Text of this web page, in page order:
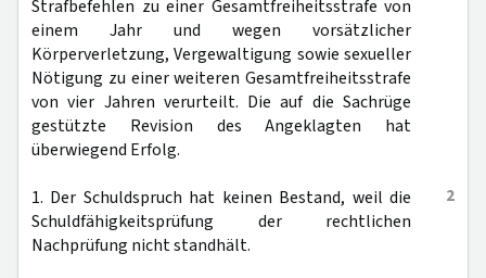
Strafbefehlen zu einer Gesamtfreiheitsstrafe von
einem Jahr und wegen vorsätzlicher
Körperverletzung, Vergewaltigung sowie sexueller
Nötigung zu einer weiteren Gesamtfreiheitsstrafe
von vier Jahren verurteilt. Die auf die Sachrüge
gestützte Revision des Angeklagten hat
überwiegend Erfolg.
2
1. Der Schuldspruch hat keinen Bestand, weil die
Schuldfähigkeitsprüfung der rechtlichen
Nachprüfung nicht standhält.